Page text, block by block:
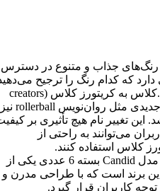
رنگ‌های جذاب و متنوع در دسترس
که کدام رنگ را ترجیح
با توجه به تغییر نام برند از سی.کلاس به کریتورز کلاس (creators
class)، ممکن است محصولات جدیدی مثل روان‌نویس rollerball نیز
تغییر نام هیچ تأثیری بر
می‌توانند به راحتی از
کلاس استفاده کنند.
در مجموع، خودکار سی.کلاس مدل Candid بسته 6 عددی یکی از
برند است که با طراحی مدرن و
کاربران قرار گیرد.